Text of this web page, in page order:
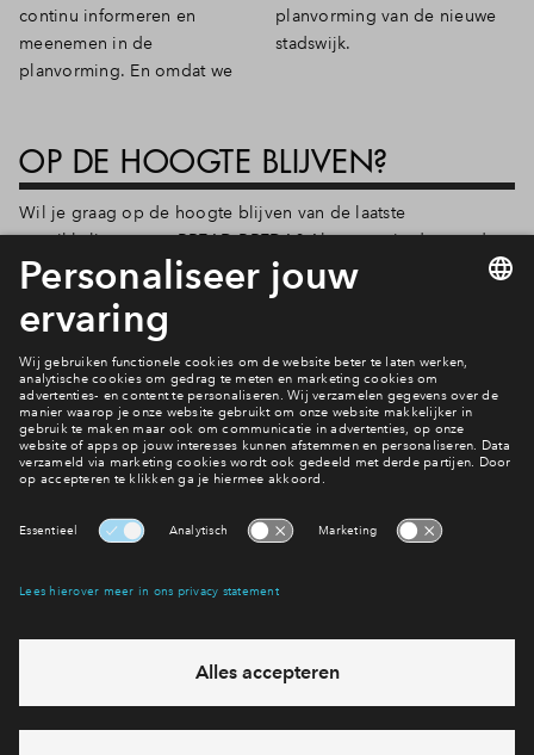
continu informeren en
meenemen in de
planvorming. En omdat we
planvorming van de nieuwe
stadswijk.
OP DE HOOGTE BLIJVEN?
Wil je graag op de hoogte blijven van de laatste
ontwikkelingen van BREAD BREDA? Abonneer je dan op de
nieuwsbrief door onderaan de pagina je gegevens achter te
laten. Zodra er meer informatie beschikbaar komt, ontvang je
automatisch bericht.
Nieuwsoverzicht
Interesse? Meld je dan snel aan
Hiermee blijf je op de hoogte van het belangrijkste nieuws en
Ja, ik wil mij aanmelden